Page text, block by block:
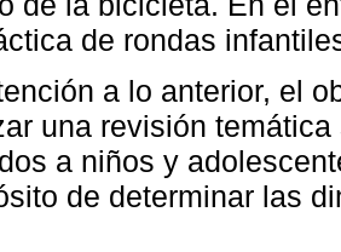
de rondas
a lo anterior, el
una revisión
a niños y
de determinar las